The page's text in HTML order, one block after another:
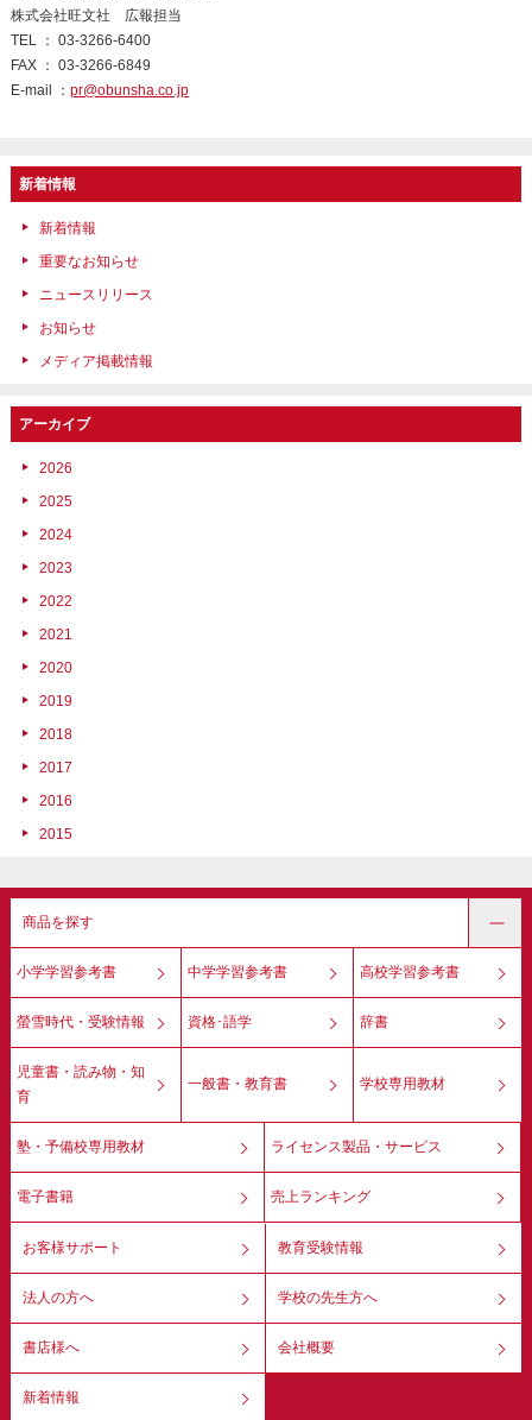
株式会社旺文社 広報担当
TEL ： 03-3266-6400
FAX ： 03-3266-6849
E-mail ： pr@obunsha.co.jp
新着情報
新着情報
重要なお知らせ
ニュースリリース
お知らせ
メディア掲載情報
アーカイブ
2026
2025
2024
2023
2022
2021
2020
2019
2018
2017
2016
2015
商品を探す
小学学習参考書 中学学習参考書 高校学習参考書
螢雪時代・受験情報 資格･語学 辞書
児童書・読み物・知
育
一般書・教育書 学校専用教材
塾・予備校専用教材 ライセンス製品・サービス
電子書籍 売上ランキング
お客様サポート 教育受験情報
法人の方へ 学校の先生方へ
書店様へ 会社概要
新着情報